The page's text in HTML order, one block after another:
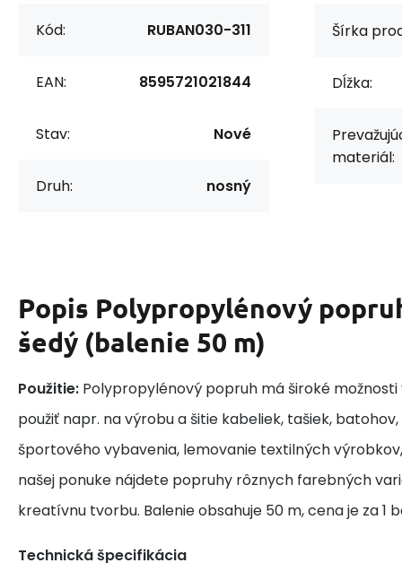
Kód: RUBAN030-311
EAN: 8595721021844
Stav: Nové
Druh: nosný
Šírka
Dĺžka:
materiál:
Popis Polypropylénový
šedý (balenie 50 m)
Použitie: Polypropylénový popruh má široké možnosti
použiť napr. na výrobu a šitie kabeliek, tašiek,
športového vybavenia, lemovanie textilných
našej ponuke nájdete popruhy rôznych farebných
kreatívnu tvorbu. Balenie obsahuje 50 m, cena je za 1
Technická špecifikácia